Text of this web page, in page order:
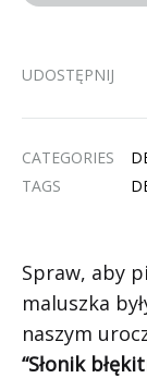
UDOSTĘPNIJ
CATEGORIES
TAGS
Spraw, aby
maluszka
naszym
“Słonik